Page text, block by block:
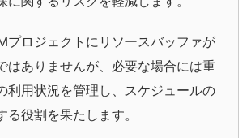
プロジェクトにリソースバッファが
はありませんが、必要な場合には重
利用状況を管理し、スケジュールの
る役割を果たします。